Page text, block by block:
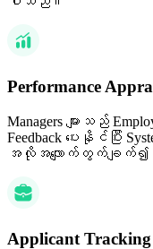
Performance
Managers များသည်
Feedback ပေးနိုင်ပြီး
အလိုအလျောက်တွက်ချက်၍
Applicant